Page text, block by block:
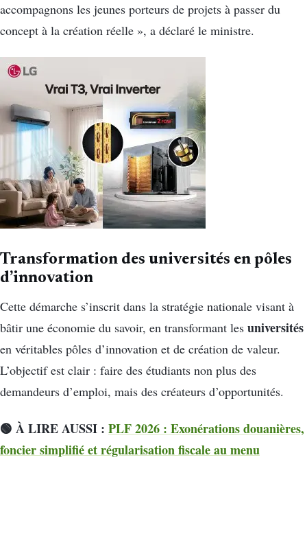
accompagnons les jeunes porteurs de projets à passer du
concept à la création réelle », a déclaré le ministre.
Transformation des universités en pôles
d’innovation
Cette démarche s’inscrit dans la stratégie nationale visant à
bâtir une économie du savoir, en transformant les universités
en véritables pôles d’innovation et de création de valeur.
L’objectif est clair : faire des étudiants non plus des
demandeurs d’emploi, mais des créateurs d’opportunités.
🟢 À LIRE AUSSI : PLF 2026 : Exonérations douanières,
foncier simplifié et régularisation fiscale au menu